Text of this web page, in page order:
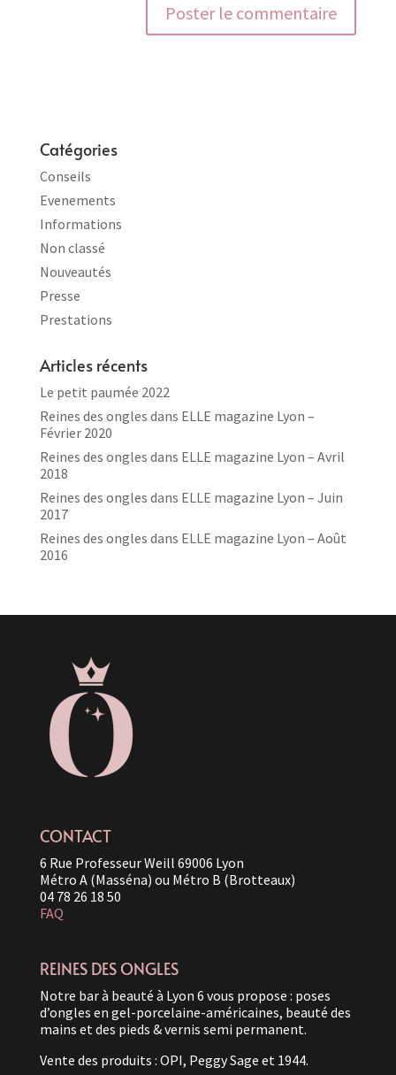
Catégories
Conseils
Evenements
Informations
Non classé
Nouveautés
Presse
Prestations
Articles récents
Le petit paumée 2022
Reines des ongles dans ELLE magazine Lyon –
Février 2020
Reines des ongles dans ELLE magazine Lyon – Avril
2018
Reines des ongles dans ELLE magazine Lyon – Juin
2017
Reines des ongles dans ELLE magazine Lyon – Août
2016
CONTACT
6 Rue Professeur Weill 69006 Lyon
Métro A (Masséna) ou Métro B (Brotteaux)
04 78 26 18 50
FAQ
REINES DES ONGLES
Notre bar à beauté à Lyon 6 vous propose : poses
d’ongles en gel-porcelaine-américaines, beauté des
mains et des pieds & vernis semi permanent.
Vente des produits : OPI, Peggy Sage et 1944.